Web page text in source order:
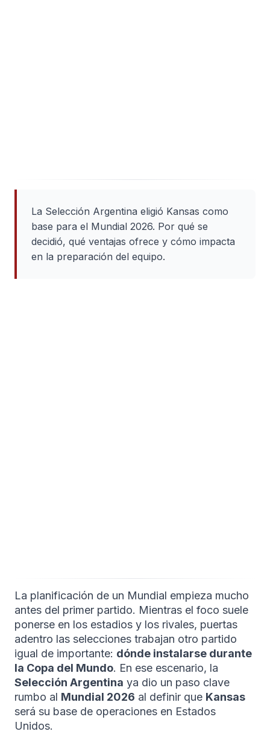
La Selección Argentina eligió Kansas como
base para el Mundial 2026. Por qué se
decidió, qué ventajas ofrece y cómo impacta
en la preparación del equipo.
La planificación de un Mundial empieza mucho
antes del primer partido. Mientras el foco suele
ponerse en los estadios y los rivales, puertas
adentro las selecciones trabajan otro partido
igual de importante: dónde instalarse durante
la Copa del Mundo. En ese escenario, la
Selección Argentina ya dio un paso clave
rumbo al Mundial 2026 al definir que Kansas
será su base de operaciones en Estados
Unidos.